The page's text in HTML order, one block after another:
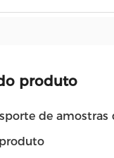
produto
de